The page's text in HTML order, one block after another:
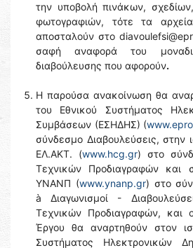
την υποβολή πινάκων,
φωτογραφιών, τότε τα
αποσταλούν στο
σαφή αναφορά του
διαβούλευσης που αφορούν.
Η παρούσα ανακοίνωση θα
του Εθνικού Συστήματος
Συμβάσεων (ΕΣΗΔΗΣ) (
σύνδεσμο Διαβουλεύσεις, στην
ΕΛ.ΑΚΤ. (www.hcg.gr) στο
Τεχνικών Προδιαγραφών και
YNANΠ (www.ynanp.gr) στο
à Διαγωνισμοί -
Τεχνικών Προδιαγραφών, και
Έργου θα αναρτηθούν στον
Συστήματος Ηλεκτρονικών